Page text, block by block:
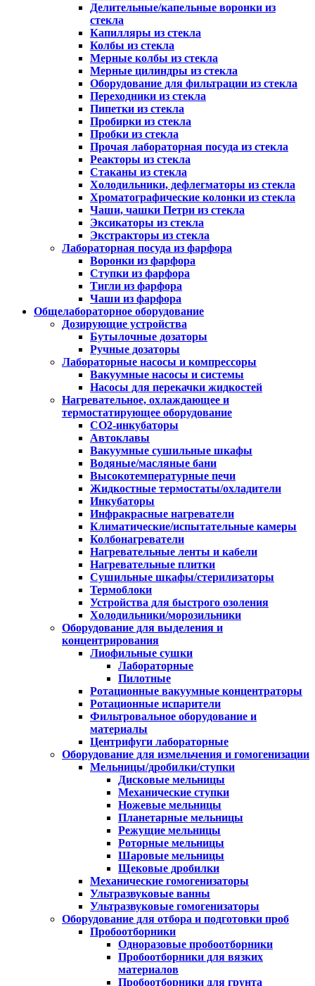
Делительные/капельные воронки из
стекла
Капилляры из стекла
Колбы из стекла
Мерные колбы из стекла
Мерные цилиндры из стекла
Оборудование для фильтрации из стекла
Переходники из стекла
Пипетки из стекла
Пробирки из стекла
Пробки из стекла
Прочая лабораторная посуда из стекла
Реакторы из стекла
Стаканы из стекла
Холодильники, дефлегматоры из стекла
Хроматографические колонки из стекла
Чаши, чашки Петри из стекла
Эксикаторы из стекла
Экстракторы из стекла
Лабораторная посуда из фарфора
Воронки из фарфора
Ступки из фарфора
Тигли из фарфора
Чаши из фарфора
Общелабораторное оборудование
Дозирующие устройства
Бутылочные дозаторы
Ручные дозаторы
Лабораторные насосы и компрессоры
Вакуумные насосы и системы
Насосы для перекачки жидкостей
Нагревательное, охлаждающее и
термостатирующее оборудование
CO2-инкубаторы
Автоклавы
Вакуумные сушильные шкафы
Водяные/масляные бани
Высокотемпературные печи
Жидкостные термостаты/охладители
Инкубаторы
Инфракрасные нагреватели
Климатические/испытательные камеры
Колбонагреватели
Нагревательные ленты и кабели
Нагревательные плитки
Сушильные шкафы/стерилизаторы
Термоблоки
Устройства для быстрого озоления
Холодильники/морозильники
Оборудование для выделения и
концентрирования
Лиофильные сушки
Лабораторные
Пилотные
Ротационные вакуумные концентраторы
Ротационные испарители
Фильтровальное оборудование и
материалы
Центрифуги лабораторные
Оборудование для измельчения и гомогенизации
Мельницы/дробилки/ступки
Дисковые мельницы
Механические ступки
Ножевые мельницы
Планетарные мельницы
Режущие мельницы
Роторные мельницы
Шаровые мельницы
Щековые дробилки
Механические гомогенизаторы
Ультразвуковые ванны
Ультразвуковые гомогенизаторы
Оборудование для отбора и подготовки проб
Пробоотборники
Одноразовые пробоотборники
Пробоотборники для вязких
материалов
Пробоотборники для грунта